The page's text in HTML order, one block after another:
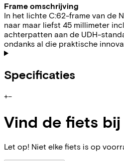
Frame omschrijving
In het lichte C:62-frame van de
naar maar liefst 45 millimeter
achterpatten aan de UDH-
ondanks al die praktische
Specificaties
+−
Vind de fiets
Let op! Niet elke fiets is op